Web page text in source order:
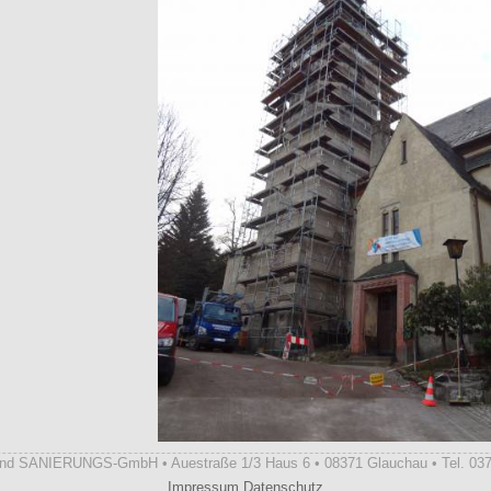
SANIERUNGS-GmbH • Auestraße 1/3 Haus 6 • 08371 Glauchau • Tel.
Impressum Datenschutz